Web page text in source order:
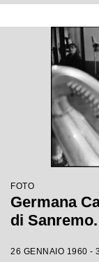
FOTO
Germana
di
26 GENNAIO 1960 -